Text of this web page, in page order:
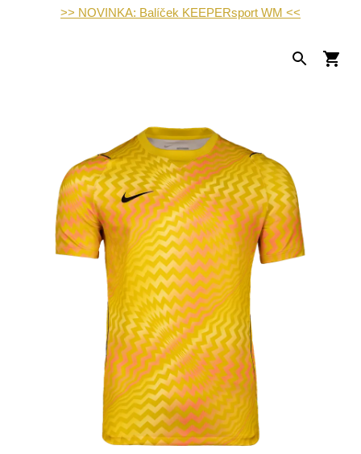
>> NOVINKA: Balíček KEEPERsport WM <<